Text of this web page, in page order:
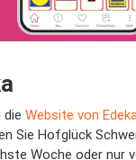
die Website von
Sie Hofglück
Woche oder nur